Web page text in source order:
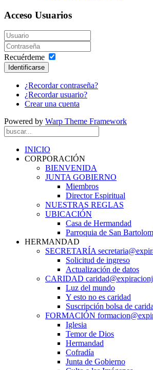
Acceso Usuarios
Recuérdeme
Identificarse
¿Recordar contraseña?
¿Recordar usuario?
Crear una cuenta
Powered by Warp Theme Framework
INICIO
CORPORACIÓN
BIENVENIDA
JUNTA GOBIERNO
Miembros
Director Espiritual
NUESTRAS REGLAS
UBICACIÓN
Casa de Hermandad
Parroquia de San
HERMANDAD
SECRETARÍA
Solicitud de ingreso
Actualización de datos
CARIDAD
Luz del mundo
Y esto no es caridad
Suscripción bolsa de
FORMACIÓN
Iglesia
Temor de Dios
Hermandad
Cofradía
Junta de Gobierno